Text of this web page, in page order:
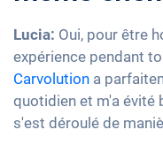
Lucia: Oui, pour être
expérience pendant
Carvolution a
quotidien et m'a évité
s'est déroulé de